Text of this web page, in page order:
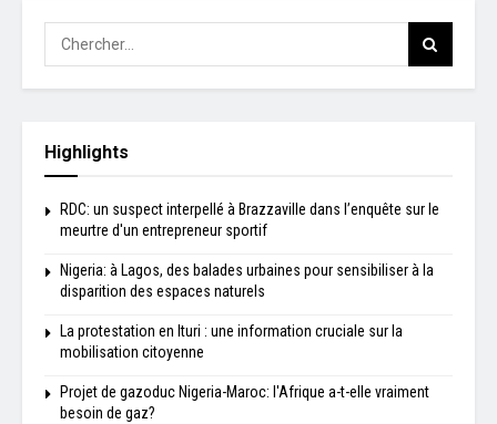
Highlights
RDC: un suspect interpellé à Brazzaville dans l’enquête sur le
meurtre d'un entrepreneur sportif
Nigeria: à Lagos, des balades urbaines pour sensibiliser à la
disparition des espaces naturels
La protestation en Ituri : une information cruciale sur la
mobilisation citoyenne
Projet de gazoduc Nigeria-Maroc: l'Afrique a-t-elle vraiment
besoin de gaz?